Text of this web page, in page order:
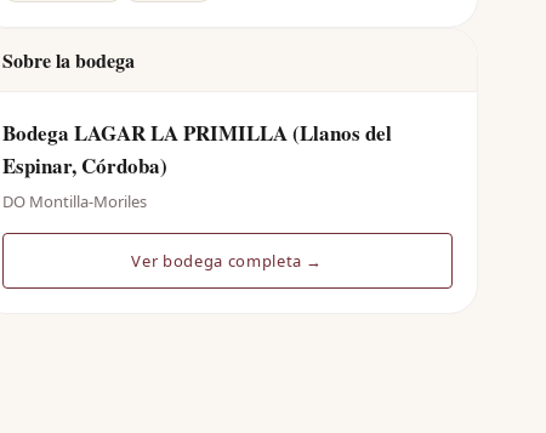
Sobre la bodega
Bodega LAGAR LA PRIMILLA (Llanos del
Espinar, Córdoba)
DO Montilla-Moriles
Ver bodega completa →